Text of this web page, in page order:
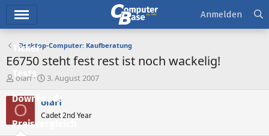
Ticker
Tests
Downloads
Preisvergleich
Anmelden
Desktop-Computer: Kaufberatung
E6750 steht fest rest ist noch wackelig!
E
s
t
e
olarf
E
s
e
3. August 2007
O olarf
Cadet 2nd Year